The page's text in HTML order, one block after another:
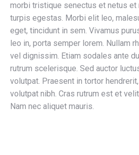
morbi tristique senectus et netus et
turpis egestas. Morbi elit leo,
eget, tincidunt in sem. Vivamus
leo in, porta semper lorem. Nullam
vel dignissim. Etiam sodales ante
rutrum scelerisque. Sed auctor
volutpat. Praesent in tortor
volutpat nibh. Cras rutrum est et
Nam nec aliquet mauris.